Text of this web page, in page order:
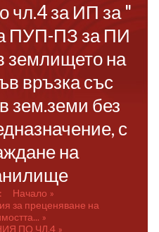
чл.4 за ИП за "
ПУП-ПЗ за ПИ
землището на
връзка със
зем.земи без
с
на
Начало
за преценяване на
ПО ЧЛ.4